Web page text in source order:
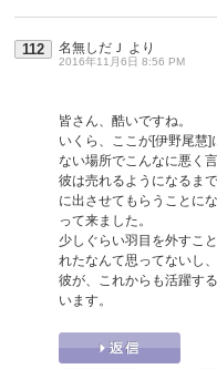
112 名無しだＪ より
2016年11月6日 8:56 PM
皆さん、酷いですね。
いくら、ここが[伊野尾慧
ない場所でこんなに悪く言
彼は売れるようになるま
に出させてもらうことに
って来ました。
少しぐらい羽目を外すこ
れたなんて思ってないし
彼が、これからも活躍す
います。